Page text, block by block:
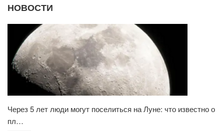
НОВОСТИ
Через 5 лет люди могут поселиться на Луне: что известно о
пл…